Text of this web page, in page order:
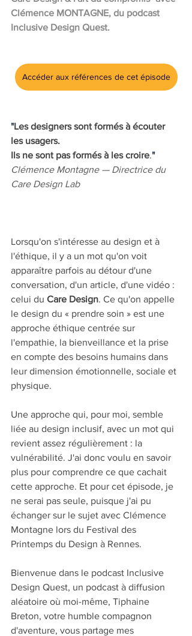
Clémence MONTAGNE, du podcast
Inclusive Design Quest.
Accéder aux références de cet épisode
"Les designers sont formés à écouter
les usagers.
Ils ne sont pas formés à les croire."
Clémence Montagne — Directrice du
Care Design Lab
Lorsqu'on s'intéresse au design et à
l'éthique, il y a un mot qu'on voit
apparaître parfois au détour d'une
conversation, d'un article, d'une vidéo :
celui du Care Design. Ce qu'on appelle
le design du « prendre soin » est une
approche éthique centrée sur
l'empathie, la bienveillance et la prise
en compte des besoins humains dans
leur dimension émotionnelle, sociale et
physique.
Une approche qui, pour moi, semble
liée au design inclusif, avec un mot qui
revient assez régulièrement : la
vulnérabilité. J'ai donc voulu en savoir
plus pour comprendre ce que cachait
cette approche. Et pour cet épisode, je
ne serai pas seule, puisque j'ai pu
échanger sur le sujet avec Clémence
Montagne lors du Festival des
Printemps du Design à Rennes.
Bienvenue dans le podcast Inclusive
Design Quest, un podcast à diffusion
aléatoire où moi-même, Tiphaine
Breton, votre humble compagnon
d'aventure, vous partage mes